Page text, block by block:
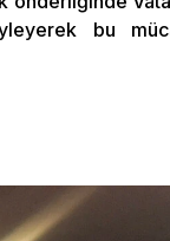
bu